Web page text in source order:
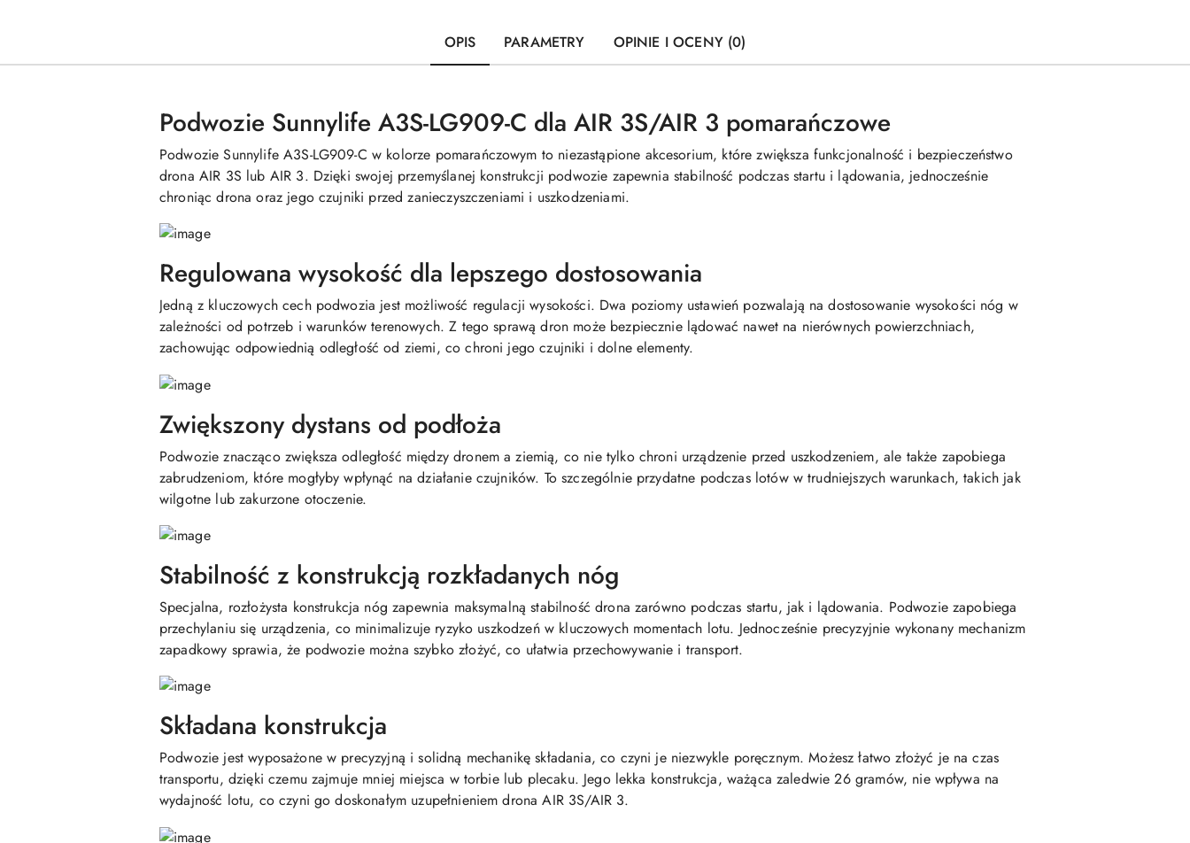
OPIS PARAMETRY OPINIE I OCENY (0)
Podwozie Sunnylife A3S-LG909-C dla AIR 3S/AIR 3 pomarańczowe
Podwozie Sunnylife A3S-LG909-C w kolorze pomarańczowym to niezastąpione akcesorium, które zwiększa funkcjonalność i bezpieczeństwo
drona AIR 3S lub AIR 3. Dzięki swojej przemyślanej konstrukcji podwozie zapewnia stabilność podczas startu i lądowania, jednocześnie
chroniąc drona oraz jego czujniki przed zanieczyszczeniami i uszkodzeniami.
Regulowana wysokość dla lepszego dostosowania
Jedną z kluczowych cech podwozia jest możliwość regulacji wysokości. Dwa poziomy ustawień pozwalają na dostosowanie wysokości nóg w
zależności od potrzeb i warunków terenowych. Z tego sprawą dron może bezpiecznie lądować nawet na nierównych powierzchniach,
zachowując odpowiednią odległość od ziemi, co chroni jego czujniki i dolne elementy.
Zwiększony dystans od podłoża
Podwozie znacząco zwiększa odległość między dronem a ziemią, co nie tylko chroni urządzenie przed uszkodzeniem, ale także zapobiega
zabrudzeniom, które mogłyby wpłynąć na działanie czujników. To szczególnie przydatne podczas lotów w trudniejszych warunkach, takich jak
wilgotne lub zakurzone otoczenie.
Stabilność z konstrukcją rozkładanych nóg
Specjalna, rozłożysta konstrukcja nóg zapewnia maksymalną stabilność drona zarówno podczas startu, jak i lądowania. Podwozie zapobiega
przechylaniu się urządzenia, co minimalizuje ryzyko uszkodzeń w kluczowych momentach lotu. Jednocześnie precyzyjnie wykonany mechanizm
zapadkowy sprawia, że podwozie można szybko złożyć, co ułatwia przechowywanie i transport.
Składana konstrukcja
Podwozie jest wyposażone w precyzyjną i solidną mechanikę składania, co czyni je niezwykle poręcznym. Możesz łatwo złożyć je na czas
transportu, dzięki czemu zajmuje mniej miejsca w torbie lub plecaku. Jego lekka konstrukcja, ważąca zaledwie 26 gramów, nie wpływa na
wydajność lotu, co czyni go doskonałym uzupełnieniem drona AIR 3S/AIR 3.